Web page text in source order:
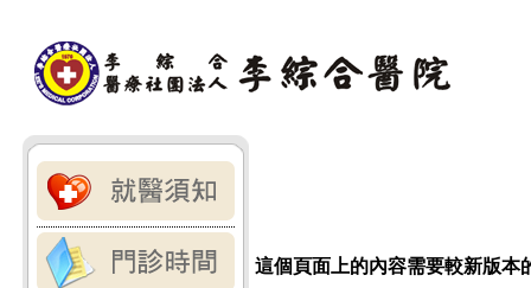
這個頁面上的內容需要較新版本